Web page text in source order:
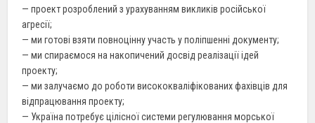
— проект розроблений з урахуванням викликів російської
агресії;
— ми готові взяти повноцінну участь у поліпшенні документу;
— ми спираємося на накопичений досвід реалізації ідей
проекту;
— ми залучаємо до роботи висококваліфікованих фахівців для
відпрацювання проекту;
— Україна потребує цілісної системи регулювання морської